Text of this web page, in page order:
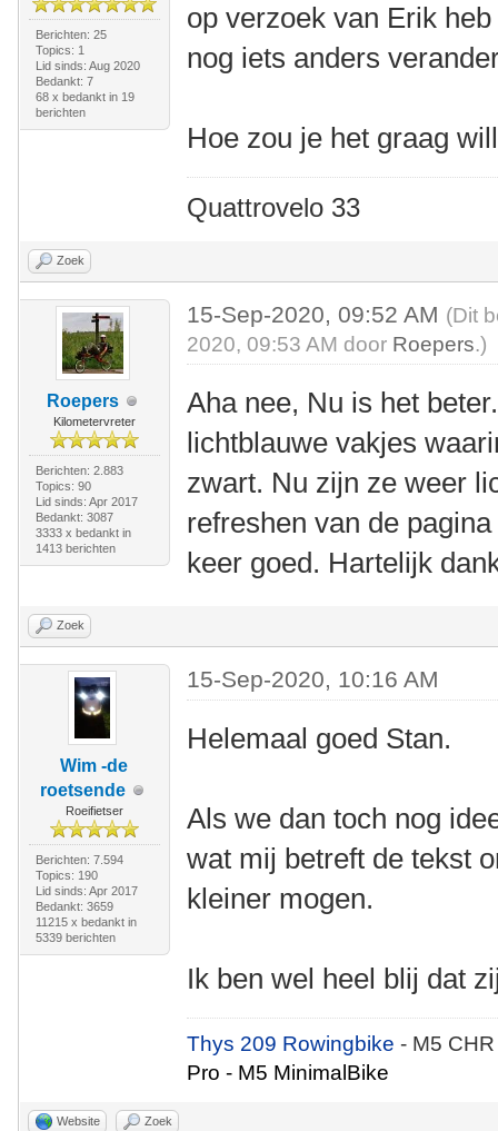
Berichten: 25
Topics: 1
Lid sinds: Aug 2020
Bedankt: 7
68 x bedankt in 19
berichten
op verzoek van Erik
nog iets anders
Hoe zou je het graag
Quattrovelo 33
Zoek
Roepers
Kilometervreter
Berichten: 2.883
Topics: 90
Lid sinds: Apr 2017
Bedankt: 3087
3333 x bedankt in
1413 berichten
15-Sep-2020, 09:52 AM (Dit
2020, 09:53 AM door Roepers.)
Aha nee, Nu is het
lichtblauwe vakjes
zwart. Nu zijn ze weer
refreshen van de
keer goed. Hartelijk
Zoek
Wim -de
roetsende
Roeifietser
Berichten: 7.594
Topics: 190
Lid sinds: Apr 2017
Bedankt: 3659
11215 x bedankt in
5339 berichten
15-Sep-2020, 10:16 AM
Helemaal goed Stan.
Als we dan toch nog
wat mij betreft de tekst
kleiner mogen.
Ik ben wel heel blij dat
Thys 209 Rowingbike- M5
Pro - M5 MinimalBike
Website Zoek